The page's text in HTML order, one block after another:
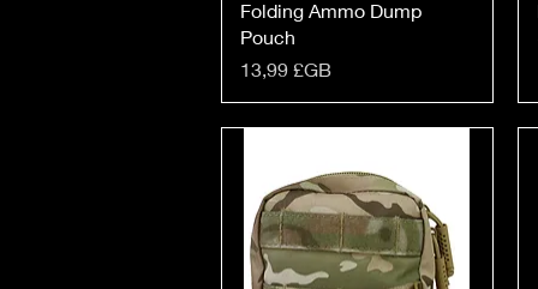
Folding Ammo Dump
Pouch
Prix
13,99 £GB